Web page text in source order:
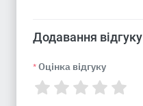
Додавання відгуку
* Оцінка відгуку